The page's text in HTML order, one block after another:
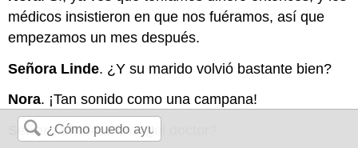
médicos insistieron en que nos fuéramos, así que
empezamos un mes después.
Señora Linde. ¿Y su marido volvió bastante bien?
Nora. ¡Tan sonido como una campana!
Señora Linde. Pero, ¿el doctor?